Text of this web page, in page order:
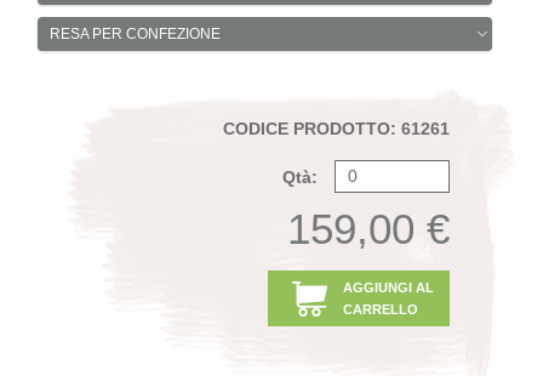
RESA PER CONFEZIONE
CODICE PRODOTTO: 61261
Qtà:
159,00 €
AGGIUNGI AL
CARRELLO